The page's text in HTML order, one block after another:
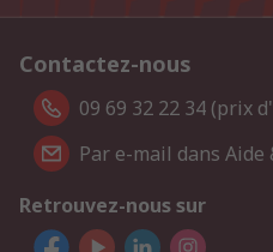
Contactez-nous
09 69 32 22 34 (prix
Par e-mail dans Aide
Retrouvez-nous sur